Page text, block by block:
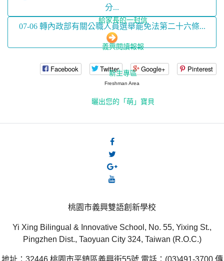
分...
07-06 轉內政部有關公職人員選舉罷免法第二十六條...
Facebook Twitter Google+ Pinterest
桃園市義興雙語創新學校
Yi Xing Bilingual & Innovative School, No. 55, Yixing St.,
Pingzhen Dist., Taoyuan City 324, Taiwan (R.O.C.)
給家長的一封信
義興閱讀報報
新生專區
Freshman Area
曬出您的「萌」寶貝